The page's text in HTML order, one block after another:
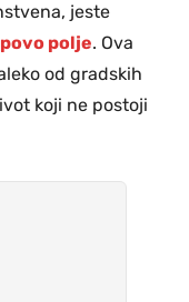
jeste
polje. Ova
od gradskih
koji ne postoji